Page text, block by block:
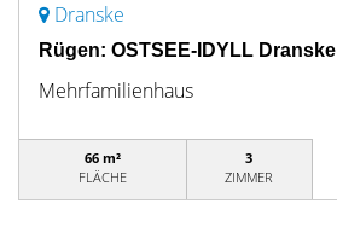
Dranske
Rügen: OSTSEE-IDYLL Dranske
Mehrfamilienhaus
66 m²
FLÄCHE
3
ZIMMER